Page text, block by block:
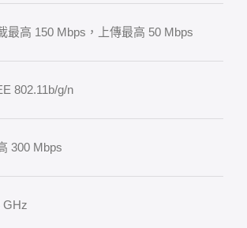
最高 150 Mbps，上傳最高 50 Mbps
802.11b/g/n
300 Mbps
GHz